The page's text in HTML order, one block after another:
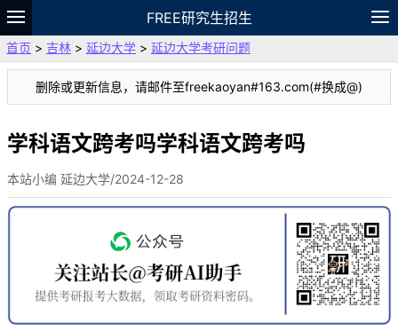
FREE研究生招生
题库
故事 专题 APP 笔记
VIP
资料
首页 > 吉林 > 延边大学 > 延边大学考研问题
删除或更新信息，请邮件至freekaoyan#163.com(#换成@)
学科语文跨考吗学科语文跨考吗
本站小编 延边大学/2024-12-28